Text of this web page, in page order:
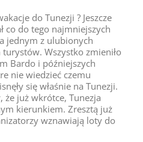
do Tunezji ? Jeszcze
co do tego najmniejszych
jednym z ulubionych
Wszystko zmieniło
Bardo i późniejszych
nie wiedzieć czemu
się właśnie na Tunezji.
że już wkrótce, Tunezja
kierunkiem. Zresztą już
wznawiają loty do